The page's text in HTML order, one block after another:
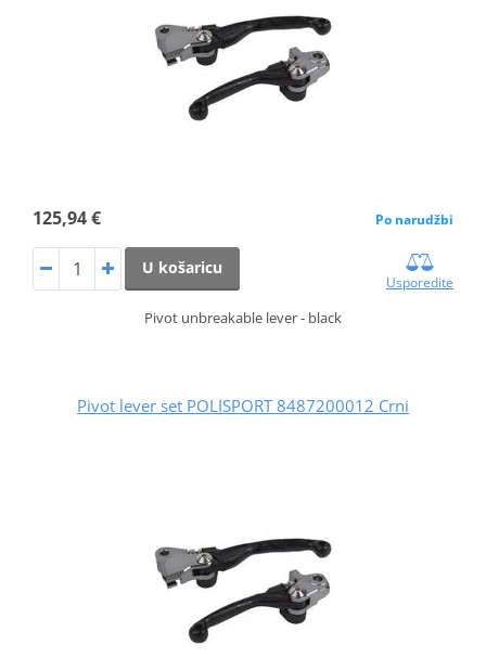
125,94 € Po narudžbi
U košaricu
Usporedite
Pivot unbreakable lever - black
Pivot lever set POLISPORT 8487200012 Crni